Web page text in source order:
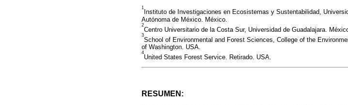
1
Instituto de Investigaciones en Ecosistemas y Sustentabilidad,
Autónoma de México. México.
2
Centro Universitario de la Costa Sur, Universidad de Guadalajara.
3
School of Environmental and Forest Sciences, College of the
of Washington. USA.
4
United States Forest Service. Retirado. USA.
RESUMEN: